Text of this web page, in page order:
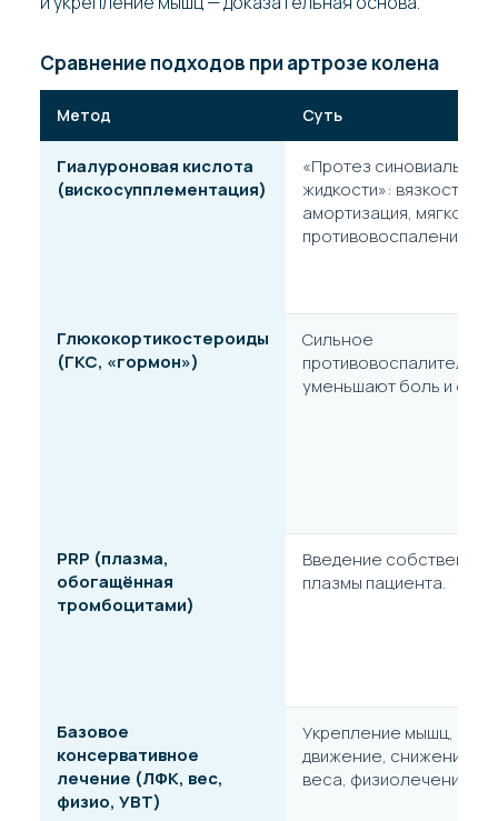
Сравнение подходов при артрозе колена
Метод Суть
Гиалуроновая кислота
(вискосупплементация)
«Протез синовиальной
жидкости»: вязкость,
амортизация, мягкое
противовоспаление.
Глюкокортикостероиды
(ГКС, «гормон»)
Сильное
уменьшают боль и отёк.
PRP (плазма,
обогащённая
тромбоцитами)
Введение собственной
плазмы пациента.
Базовое
консервативное
лечение (ЛФК, вес,
физио, УВТ)
Укрепление мышц,
движение, снижение
веса, физиолечение.